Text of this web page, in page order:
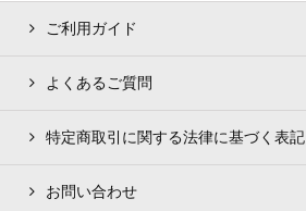
ご利用ガイド
よくあるご質問
特定商取引に関する法律に基づく表記
お問い合わせ